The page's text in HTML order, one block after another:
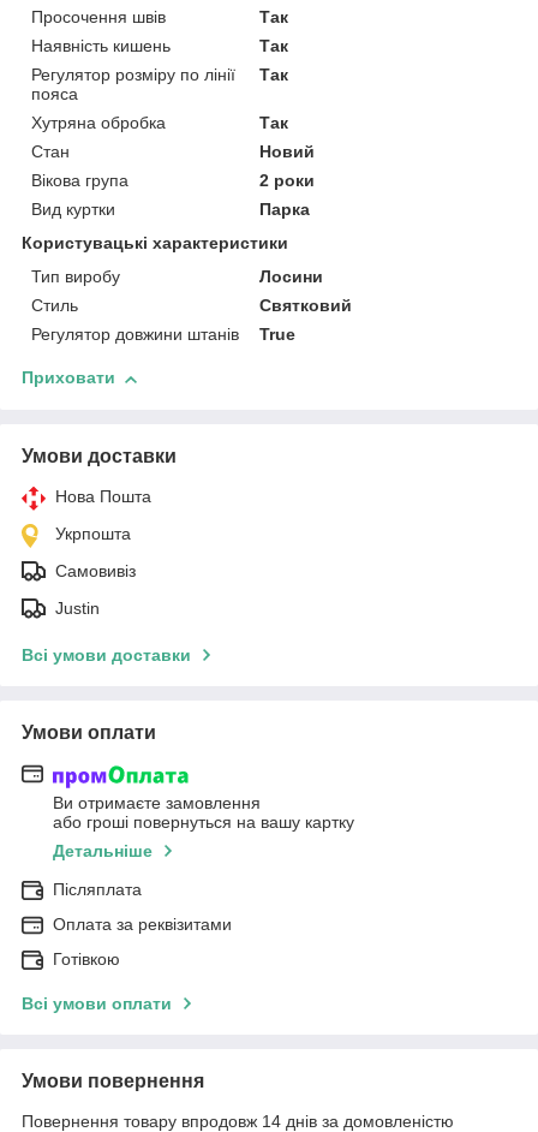
Просочення швів
Так
Наявність кишень
Так
Регулятор розміру по лінії
пояса
Так
Хутряна обробка
Так
Стан
Новий
Вікова група
2 роки
Вид куртки
Парка
Користувацькі характеристики
Тип виробу
Лосини
Стиль
Святковий
Регулятор довжини штанів
True
Приховати
Умови доставки
Нова Пошта
Укрпошта
Самовивіз
Justin
Всі умови доставки
Умови оплати
Ви отримаєте замовлення
або гроші повернуться на вашу картку
Детальніше
Післяплата
Оплата за реквізитами
Готівкою
Всі умови оплати
Умови повернення
Повернення товару впродовж 14 днів за домовленістю